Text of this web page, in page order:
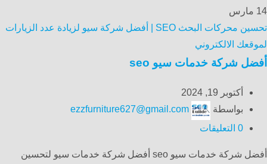
14 مارس
تحسين محركات البحث SEO | أفضل شركة سيو لزيادة عدد الزيارات
لموقعك الالكتروني
أفضل شركة خدمات سيو seo
أكتوبر 19, 2024
بواسطة
ezzfurniture627@gmail.com
0 التعليقات
أفضل شركة خدمات سيو seo أفضل شركة خدمات سيو لتحسين